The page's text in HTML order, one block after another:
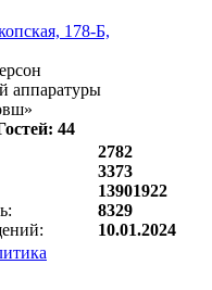
178-Б,
аппаратуры
44
2782
3373
13901922
8329
10.01.2024